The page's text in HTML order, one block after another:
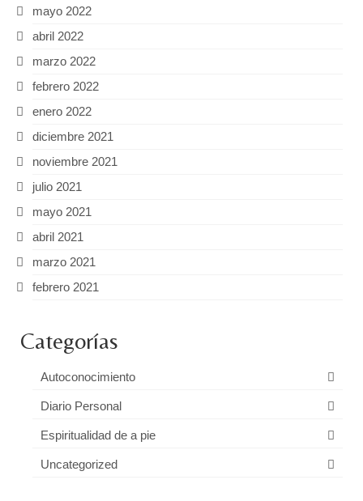
mayo 2022
abril 2022
marzo 2022
febrero 2022
enero 2022
diciembre 2021
noviembre 2021
julio 2021
mayo 2021
abril 2021
marzo 2021
febrero 2021
Categorías
Autoconocimiento
Diario Personal
Espiritualidad de a pie
Uncategorized